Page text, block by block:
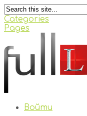
Categories
Pages
Войти